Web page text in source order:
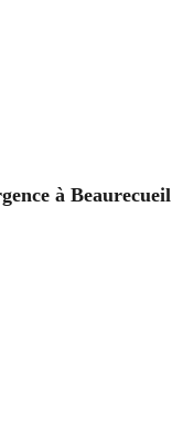
à Beaurecueil